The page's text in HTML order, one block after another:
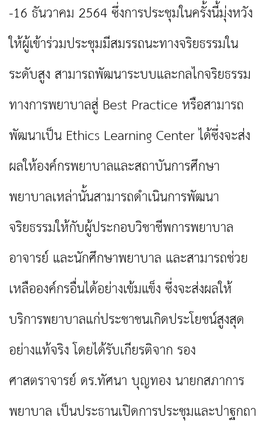
-16 ธันวาคม 2564 ซึ่งการประชุมในครั้งนี้มุ่งหวัง
ให้ผู้เข้าร่วมประชุมมีสมรรถนะทางจริยธรรมใน
ระดับสูง สามารถพัฒนาระบบและกลไกจริยธรรม
ทางการพยาบาลสู่ Best Practice หรือสามารถ
พัฒนาเป็น Ethics Learning Center ได้ซึ่งจะส่ง
ผลให้องค์กรพยาบาลและสถาบันการศึกษา
พยาบาลเหล่านั้นสามารถดำเนินการพัฒนา
จริยธรรมให้กับผู้ประกอบวิชาชีพการพยาบาล
อาจารย์ และนักศึกษาพยาบาล และสามารถช่วย
เหลือองค์กรอื่นได้อย่างเข้มแข็ง ซึ่งจะส่งผลให้
บริการพยาบาลแก่ประชาชนเกิดประโยชน์สูงสุด
อย่างแท้จริง โดยได้รับเกียรติจาก รอง
ศาสตราจารย์ ดร.ทัศนา บุญทอง นายกสภาการ
พยาบาล เป็นประธานเปิดการประชุมและปาฐกถา